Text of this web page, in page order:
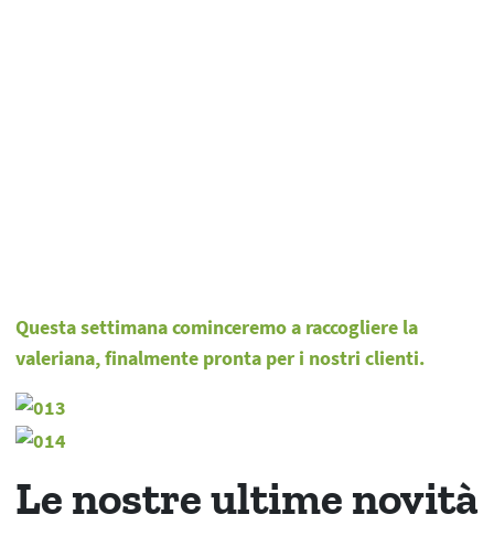
Questa settimana cominceremo a raccogliere la
valeriana, finalmente pronta per i nostri clienti.
Le nostre ultime novità